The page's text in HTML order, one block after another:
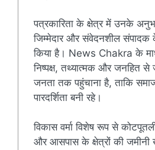
पत्रकारिता के क्षेत्र में उनके
जिम्मेदार और संवेदनशील संपादक
किया है। News Chakra के
निष्पक्ष, तथ्यात्मक और जनहित
जनता तक पहुंचाना है, ताकि
पारदर्शिता बनी रहे।
विकास वर्मा विशेष रूप से
और आसपास के क्षेत्रों की